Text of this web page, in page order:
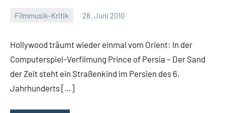
Filmmusik-Kritik 28. Juni 2010
Hollywood träumt wieder einmal vom Orient: In der
Computerspiel-Verfilmung Prince of Persia – Der Sand
der Zeit steht ein Straßenkind im Persien des 6.
Jahrhunderts […]